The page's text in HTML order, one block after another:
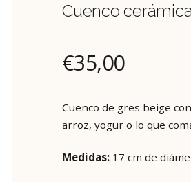
Cuenco
€35,00
Cuenco de gres beige
arroz, yogur o lo que
Medidas: 17 cm de